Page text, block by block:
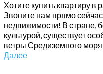
Хотите купить квартиру
Звоните нам прямо
недвижимости! В стране,
культурой, существует
ветры Средиземного моря
Далее